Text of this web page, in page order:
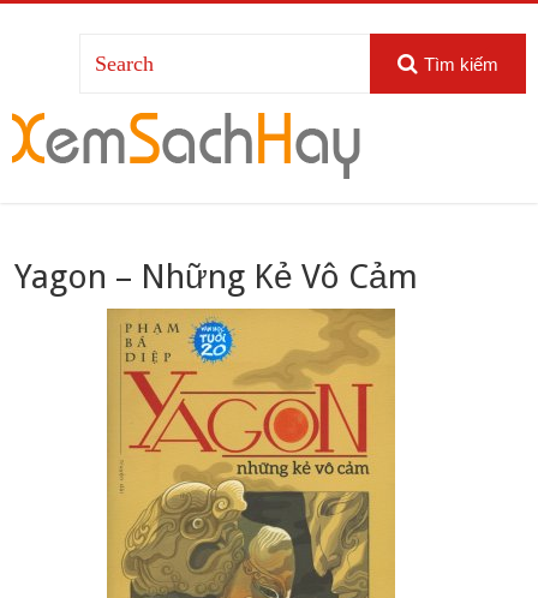
Tìm kiếm
Yagon – Những Kẻ Vô Cảm